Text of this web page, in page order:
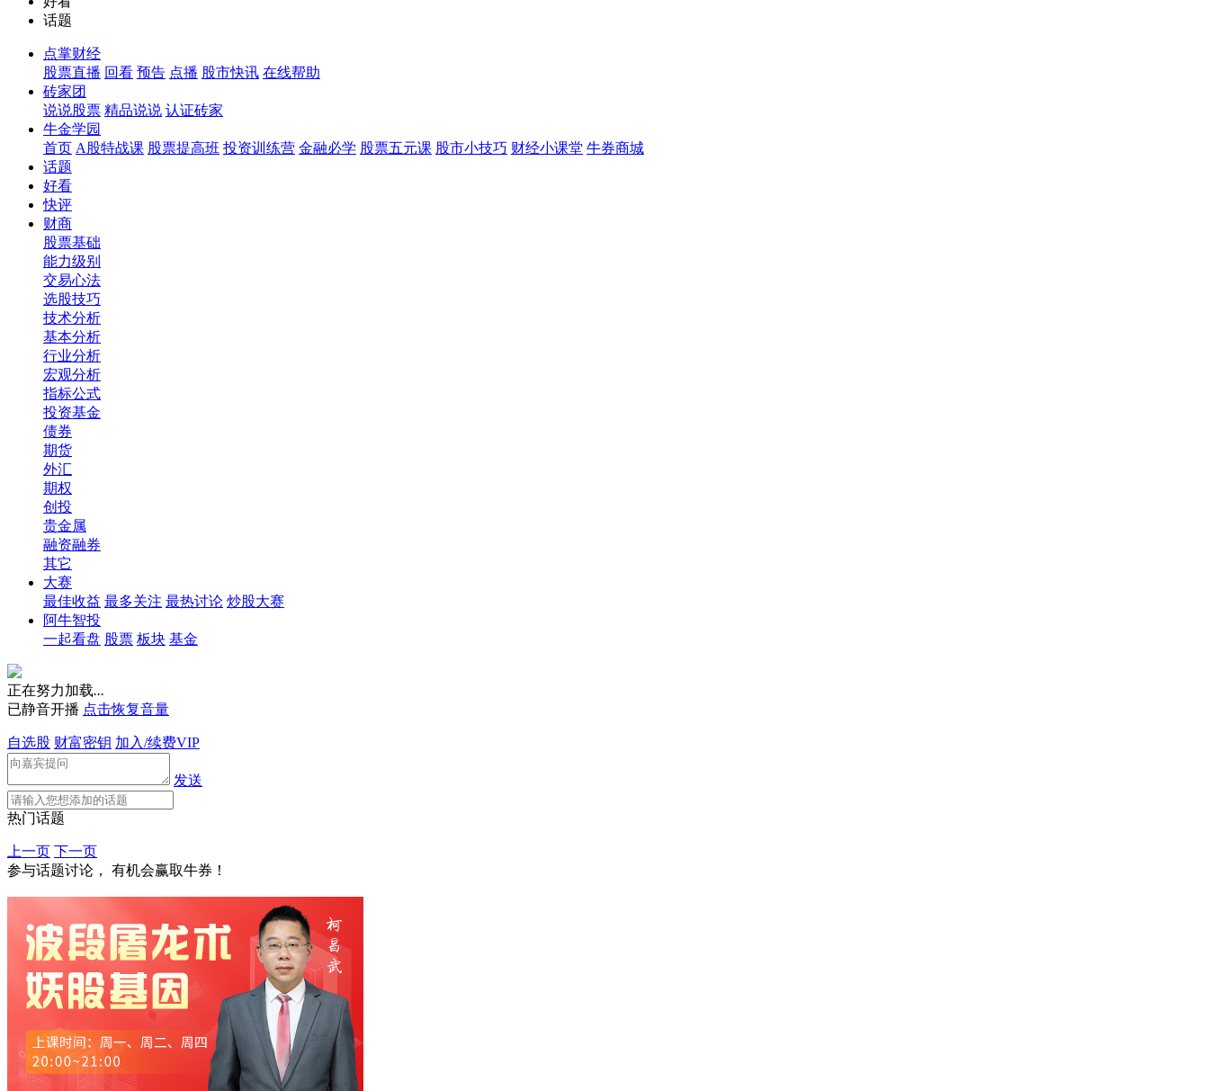
话题
点掌财经
股票直播 回看 预告 点播 股市快讯 在线帮助
砖家团
说说股票 精品说说 认证砖家
牛金学园
首页 A股特战课 股票提高班 投资训练营 金融必学 股票五元课 股市小技巧 财经小课堂 牛券商城
话题
好看
快评
财商
股票基础
能力级别
交易心法
选股技巧
技术分析
基本分析
行业分析
宏观分析
指标公式
投资基金
债券
期货
外汇
期权
创投
贵金属
融资融券
其它
大赛
最佳收益 最多关注 最热讨论 炒股大赛
阿牛智投
一起看盘 股票 板块 基金
正在努力加载...
已静音开播 点击恢复音量
自选股 财富密钥 加入/续费VIP
发送
热门话题
上一页 下一页
参与话题讨论， 有机会赢取牛券！